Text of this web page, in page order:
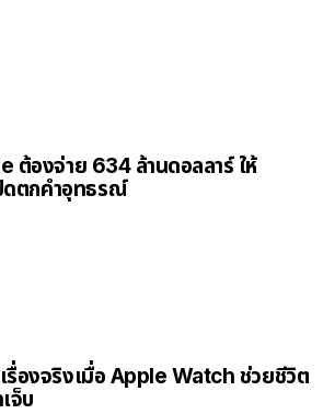
ต้องจ่าย 634 ล้านดอลลาร์ ให้
ดตกคำอุทธรณ์
รื่องจริงเมื่อ Apple Watch ช่วยชีวิต
จ็บ